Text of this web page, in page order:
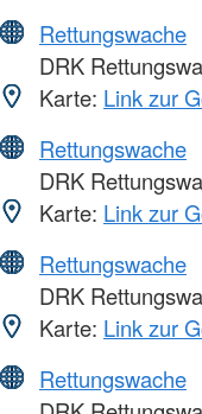
Rettungswache
DRK
Karte: Link zur
Rettungswache
DRK
Karte: Link zur
Rettungswache
DRK
Karte: Link zur
Rettungswache